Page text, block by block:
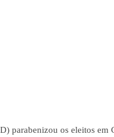
parabenizou os eleitos